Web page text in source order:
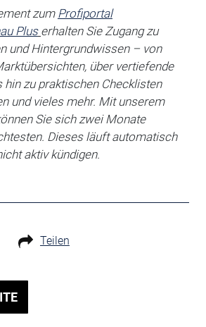
zum Profiportal
Plus erhalten Sie Zugang zu
und Hintergrundwissen – von
über vertiefende
zu praktischen Checklisten
und vieles mehr. Mit unserem
Sie sich zwei Monate
Dieses läuft automatisch
aktiv kündigen.
Teilen